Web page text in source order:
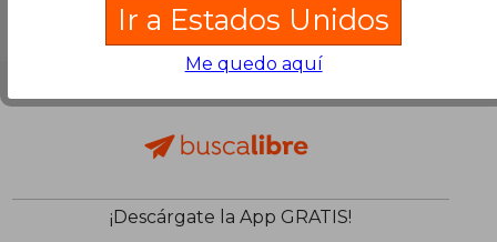
¡Descárgate la App GRATIS!
Ir a Estados Unidos
Me quedo aquí